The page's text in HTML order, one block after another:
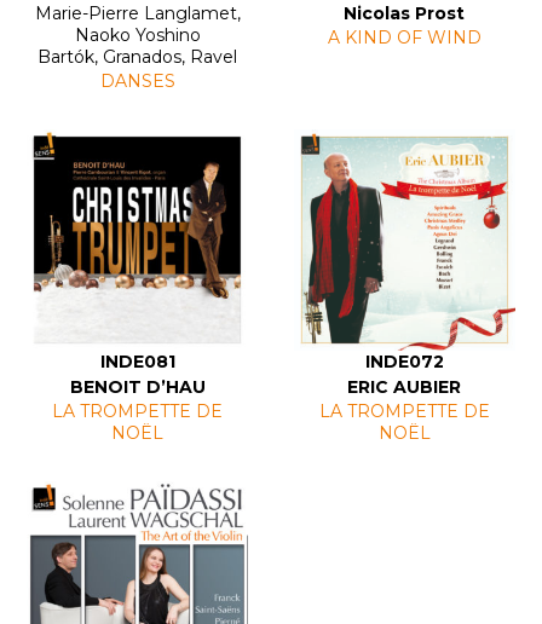
Marie-Pierre Langlamet,
Naoko Yoshino
Bartók, Granados, Ravel
DANSES
Nicolas Prost
A KIND OF WIND
INDE081
BENOIT D’HAU
LA TROMPETTE DE
NOËL
INDE072
ERIC AUBIER
LA TROMPETTE DE
NOËL